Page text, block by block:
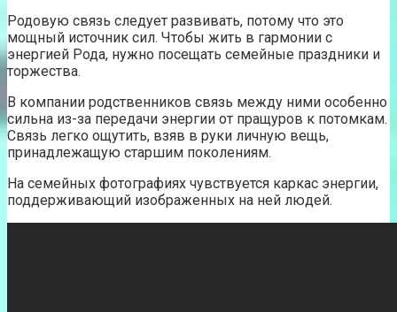
Родовую связь следует развивать, потому что это
мощный источник сил. Чтобы жить в гармонии с
энергией Рода, нужно посещать семейные праздники и
торжества.
В компании родственников связь между ними особенно
сильна из-за передачи энергии от пращуров к потомкам.
Связь легко ощутить, взяв в руки личную вещь,
принадлежащую старшим поколениям.
На семейных фотографиях чувствуется каркас энергии,
поддерживающий изображенных на ней людей.